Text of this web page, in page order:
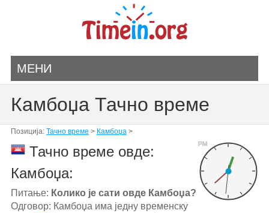
МЕНИ
Камбоџа Тачно време
Позиција: Тачно време > Камбоџа>
PM
Тачно време овде:
Камбоџа:
Питање: Колико је сати овде Камбоџа?
Одговор: Камбоџа има једну временску